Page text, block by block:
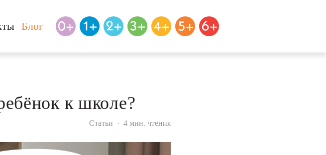
Блог
к школе?
Статьи · 4 мин. чтения